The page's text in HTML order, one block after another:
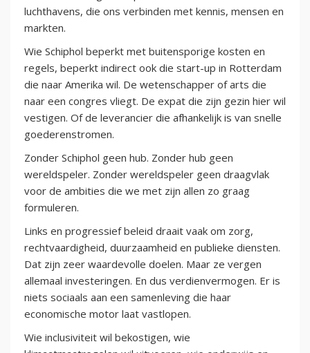
luchthavens, die ons verbinden met kennis, mensen en
markten.
Wie Schiphol beperkt met buitensporige kosten en
regels, beperkt indirect ook die start-up in Rotterdam
die naar Amerika wil. De wetenschapper of arts die
naar een congres vliegt. De expat die zijn gezin hier wil
vestigen. Of de leverancier die afhankelijk is van snelle
goederenstromen.
Zonder Schiphol geen hub. Zonder hub geen
wereldspeler. Zonder wereldspeler geen draagvlak
voor de ambities die we met zijn allen zo graag
formuleren.
Links en progressief beleid draait vaak om zorg,
rechtvaardigheid, duurzaamheid en publieke diensten.
Dat zijn zeer waardevolle doelen. Maar ze vergen
allemaal investeringen. En dus verdienvermogen. Er is
niets sociaals aan een samenleving die haar
economische motor laat vastlopen.
Wie inclusiviteit wil bekostigen, wie